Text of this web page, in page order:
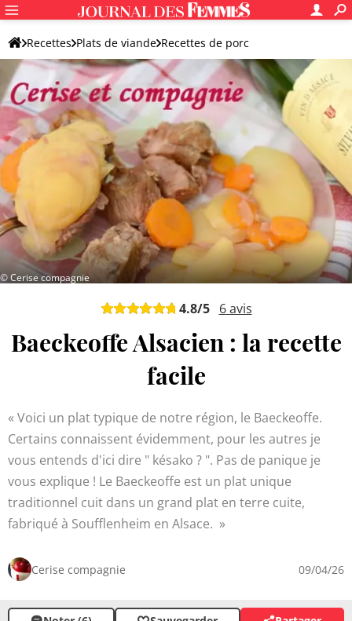
Recettes Plats de viande Recettes de porc
Autre plat de porc
© Cerise compagnie
4.8/5 6avis
Baeckeoffe Alsacien : la recette
facile
Voici un plat typique de notre région, le Baeckeoffe.
Certains connaissent évidemment, pour les autres je
vous entends d'ici dire " késako ? ". Pas de panique je
vous explique ! Le Baeckeoffe est un plat unique
traditionnel cuit dans un grand plat en terre cuite,
fabriqué à Soufflenheim en Alsace.
Cerise compagnie 09/04/26